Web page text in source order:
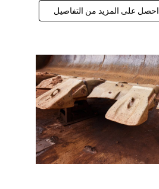
احصل على المزيد من التفاصيل